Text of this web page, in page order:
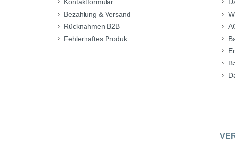
Kontaktformular
Bezahlung & Versand
Rücknahmen B2B
Fehlerhaftes Produkt